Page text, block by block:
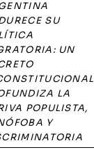
SU
UN
LA
POPULISTA,
Y